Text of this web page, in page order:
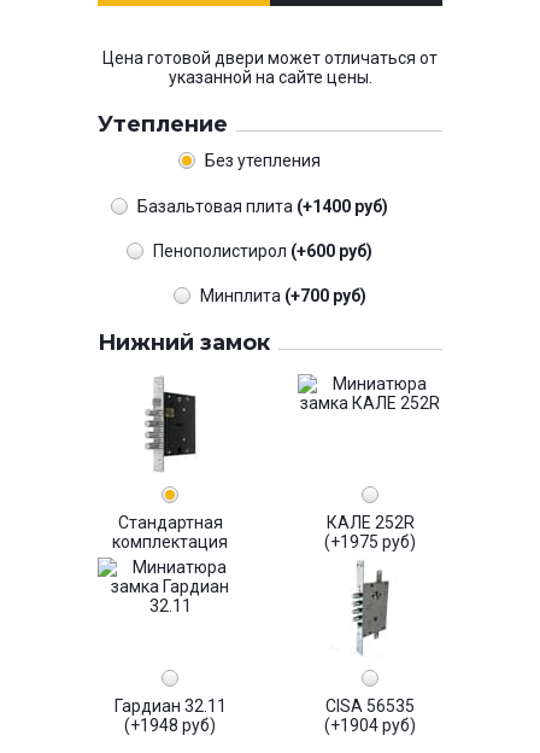
Цена готовой двери может отличаться от
указанной на сайте цены.
Утепление
Без утепления
Базальтовая плита (+1400 руб)
Пенополистирол (+600 руб)
Минплита (+700 руб)
Нижний замок
Стандартная
комплектация
КАЛЕ 252R
(+1975 руб)
Гардиан 32.11
(+1948 руб)
CISA 56535
(+1904 руб)